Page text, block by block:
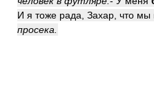
И я тоже рада, Захар, что мы
просека.